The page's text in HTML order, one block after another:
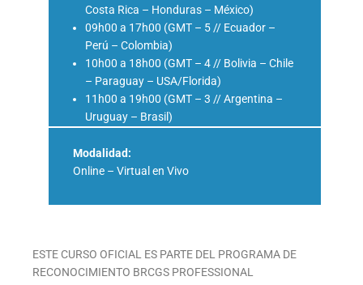
Costa Rica – Honduras – México)
09h00 a 17h00 (GMT – 5 // Ecuador –
Perú – Colombia)
10h00 a 18h00 (GMT – 4 // Bolivia – Chile
– Paraguay – USA/Florida)
11h00 a 19h00 (GMT – 3 // Argentina –
Uruguay – Brasil)
Modalidad:
Online – Virtual en Vivo
ESTE CURSO OFICIAL ES PARTE DEL PROGRAMA DE
RECONOCIMIENTO BRCGS PROFESSIONAL